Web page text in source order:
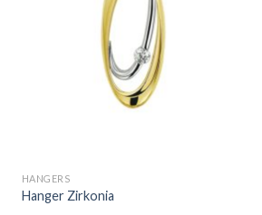
HANGERS
Hanger Zirkonia